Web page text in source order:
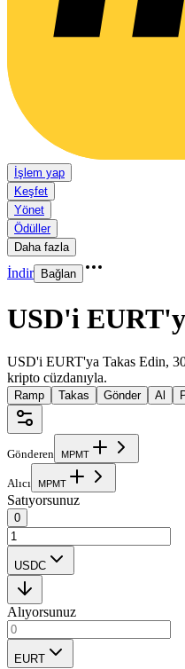
İşlem yap
Keşfet
Yönet
Ödüller
Daha fazla
İndir Bağlan
USD'i
USD'i EURT'ya Takas Edin,
kripto cüzdanıyla.
Ramp Takas Gönder Al
Gönderen MPMT
Alıcı MPMT
Satıyorsunuz
0
USDC
Alıyorsunuz
EURT